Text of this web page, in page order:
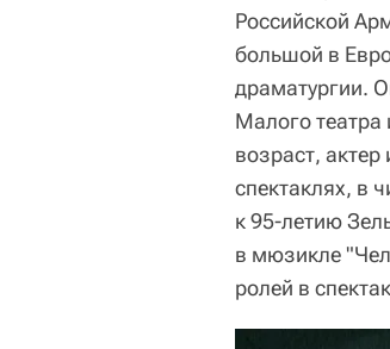
Российской
большой в
драматургии.
Малого театра
возраст, актер
спектаклях, в
к 95-летию
в мюзикле
ролей в